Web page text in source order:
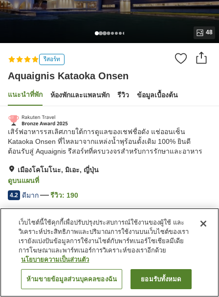
48
รีสอร์ท
Aquaignis Kataoka Onsen
แนะนำที่พัก ห้องพักและแพลนพัก รีวิว ข้อมูลเบื้องต้น
เสิร์ฟอาหารรสเลิศภายใต้การดูแลของเชฟชื่อดัง แช่ออนเซ็น
Kataoka Onsen ที่ไหลมาจากแหล่งน้ำพุร้อนดั้งเดิม 100% ยินดี
ต้อนรับสู่ Aquaignis รีสอร์ทที่ครบวงจรสำหรับการรักษาและอาหาร
เมืองโคโมโนะ, มิเอะ, ญี่ปุ่น
ดูบนแผนที่
4.2 ดีมาก รีวิว: 190
สิ่งอำนวยความสะดวกในที่พัก
ที่จอดรถ
สปา/บิวตี้ซาลอน
ร้านอาหาร
บาร์
Aquaignis Kataoka Onsen
ค้นหาห้องพัก
เว็บไซต์นี้ใช้คุกกี้เพื่อปรับปรุงประสบการณ์ใช้งานของผู้ใช้ และ
วิเคราะห์ประสิทธิภาพและปริมาณการใช้งานบนเว็บไซต์ของเรา
เรายังแบ่งปันข้อมูลการใช้งานไซต์กับพาร์ทเนอร์โซเชียลมีเดีย
การโฆษณาและพาร์ทเนอร์การวิเคราะห์ของเราอีกด้วย
นโยบายความเป็นส่วนตัว
ห้ามขายข้อมูลส่วนบุคคลของฉัน ยอมรับทั้งหมด